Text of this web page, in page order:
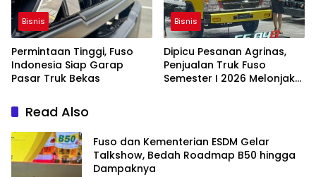
Bisnis
Permintaan Tinggi, Fuso
Indonesia Siap Garap
Pasar Truk Bekas
Bisnis
Dipicu Pesanan Agrinas,
Penjualan Truk Fuso
Semester I 2026 Melonjak
Read Also
Fuso dan Kementerian ESDM Gelar
Talkshow, Bedah Roadmap B50 hingga
Dampaknya